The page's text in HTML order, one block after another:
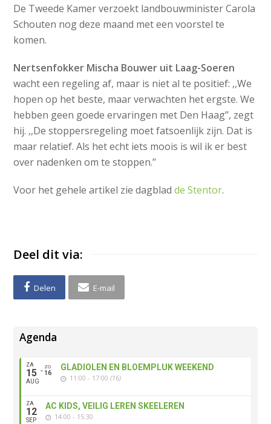
De Tweede Kamer verzoekt landbouwminister Carola
Schouten nog deze maand met een voorstel te
komen.
Nertsenfokker Mischa Bouwer uit Laag-Soeren
wacht een regeling af, maar is niet al te positief: ,,We
hopen op het beste, maar verwachten het ergste. We
hebben geen goede ervaringen met Den Haag’’, zegt
hij. ,,De stoppersregeling moet fatsoenlijk zijn. Dat is
maar relatief. Als het echt iets moois is wil ik er best
over nadenken om te stoppen.’’
Voor het gehele artikel zie dagbladde Stentor.
Deel dit via:
Delen E-mail
Agenda
ZA
15
AUG
ZO
16
GLADIOLEN EN BLOEMPLUK WEEKEND
11:00 - 17:00(16)
ZA
12
SEP
AC KIDS, VEILIG LEREN SKEELEREN
14:00 - 15:30